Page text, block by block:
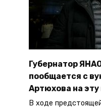
Губернатор
пообщается с
Артюхова на
В ходе